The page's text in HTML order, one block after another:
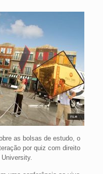
as bolsas de estudo, o
por quiz com direito